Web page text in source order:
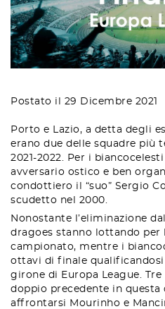
Postato il 29 Dicembre 2021
Porto e Lazio, a detta degli
erano due delle squadre più
2021-2022. Per i
avversario ostico e ben
condottiero il “suo” Sergio
scudetto nel 2000.
Nonostante l’eliminazione
dragoes stanno lottando per
campionato, mentre i
ottavi di finale qualificandosi
girone di Europa League.
doppio precedente in
affrontarsi Mourinho e